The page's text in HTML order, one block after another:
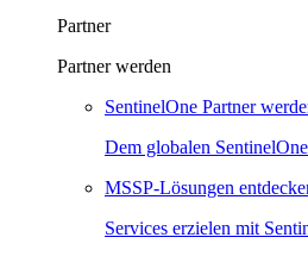
Partner
Partner werden
SentinelOne Partner
Dem globalen
MSSP-Lösungen
Services erzielen mit